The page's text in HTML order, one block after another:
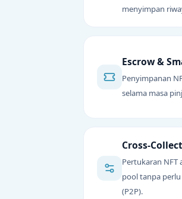
menyimpan
Escrow &
Penyimpanan
selama masa
Cross-
Pertukaran
pool tanpa
(P2P).